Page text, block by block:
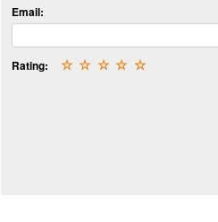
Email:
Rating: ☆
☆
☆
☆
☆